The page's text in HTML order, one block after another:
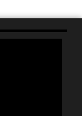
Rock:
bandas